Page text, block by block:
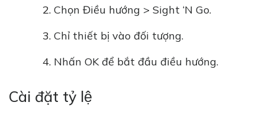
Chọn Điều hướng > Sight ‘N Go.
Chỉ thiết bị vào đối tượng.
Nhấn OK để bắt đầu điều hướng.
Cài đặt tỷ lệ